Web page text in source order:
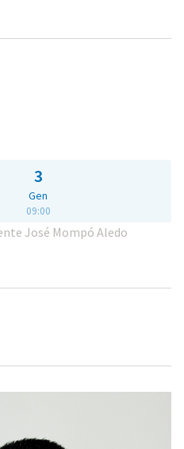
3
Gen
09:00
José Mompó Aledo